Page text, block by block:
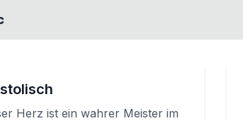
Herz ist ein wahrer Meister im